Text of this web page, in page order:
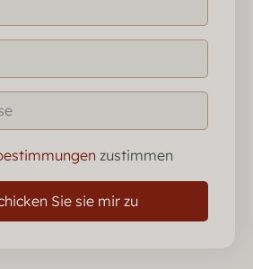
zustimmen
Sie sie mir zu